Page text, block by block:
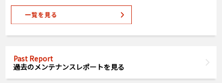
Past Report
過去のメンテナンスレポートを見る